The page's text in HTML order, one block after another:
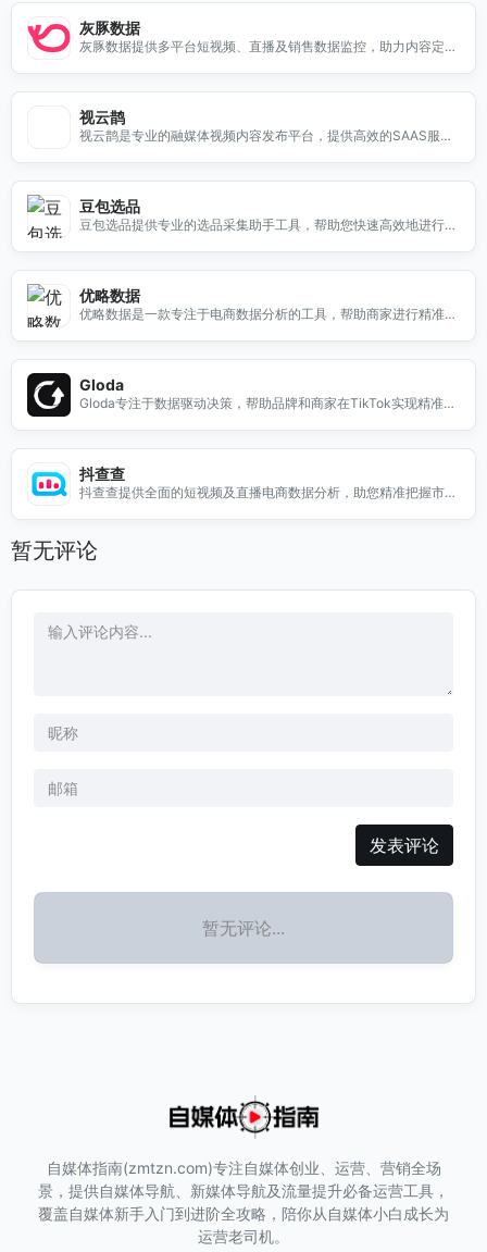
灰豚数据
灰豚数据提供多平台短视频、直播及销售数据监控，助力内容定
视云鹊
视云鹊是专业的融媒体视频内容发布平台，提供高效的SAAS服
豆包选品
豆包选品提供专业的选品采集助手工具，帮助您快速高效地进行商
优略数据
优略数据是一款专注于电商数据分析的工具，帮助商家进行精准的
为您提供全面的电商数据支持，助力您的业务成长。选择优略数
据，让您的选品决策更加科学、有效。
Gloda
Gloda专注于数据驱动决策，帮助品牌和商家在TikTok实现精准合
抖查查
抖查查提供全面的短视频及直播电商数据分析，助您精准把握市场
暂无评论
发表评论
暂无评论...
自媒体指南(zmtzn.com)专注自媒体创业、运营、营销全场
景，提供自媒体导航、新媒体导航及流量提升必备运营工具，
覆盖自媒体新手入门到进阶全攻略，陪你从自媒体小白成长为
运营老司机。